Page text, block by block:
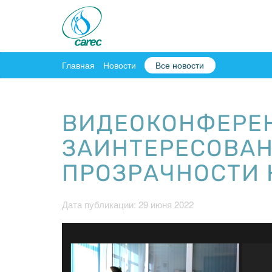
Главная Новости Все новости
ПРОЗРАЧНОСТИ
Дата публикации: 29 июня 2022